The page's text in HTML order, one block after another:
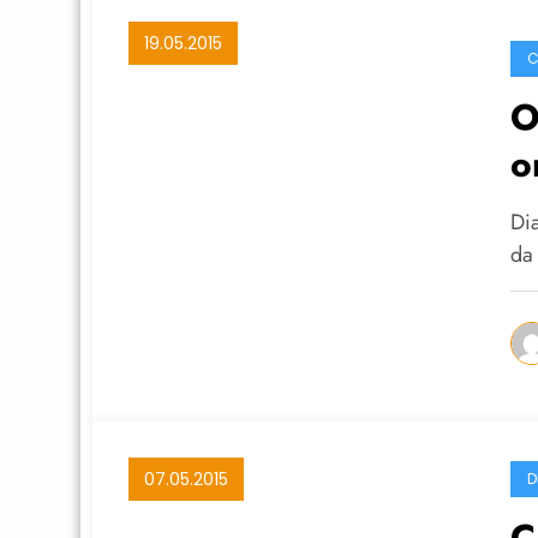
19.05.2015
07.05.2015